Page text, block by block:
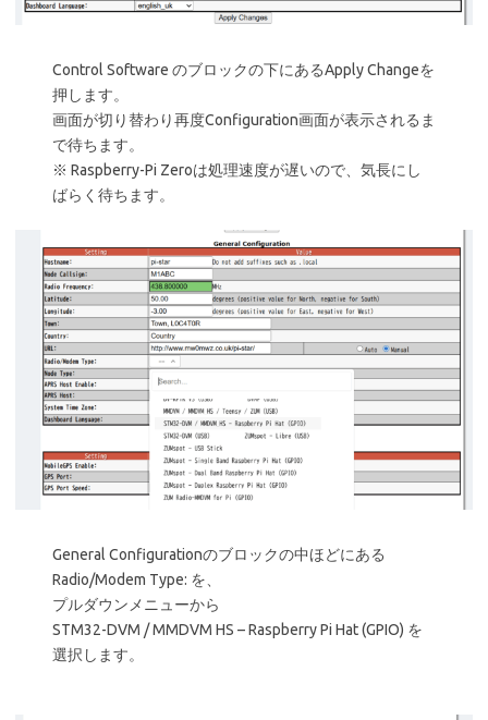
Control Software のブロックの下にあるApply Changeを
押します。
画面が切り替わり再度Configuration画面が表示されるま
で待ちます。
※ Raspberry-Pi Zeroは処理速度が遅いので、気長にし
ばらく待ちます。
General Configurationのブロックの中ほどにある
Radio/Modem Type: を、
プルダウンメニューから
STM32-DVM / MMDVM HS – Raspberry Pi Hat (GPIO) を
選択します。